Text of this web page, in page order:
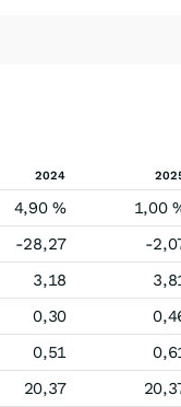
2024
4,90 % 1,00
-28,27 -
3,18
0,30
0,51
20,37